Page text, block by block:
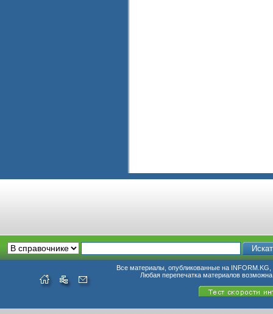
Все материалы, опубликованные на INFORM.KG,
Любая перепечатка материалов